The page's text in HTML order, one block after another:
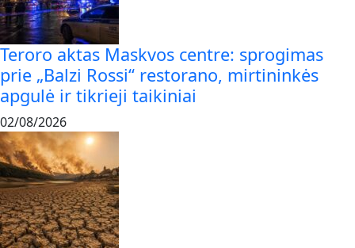
Teroro aktas Maskvos centre: sprogimas
prie „Balzi Rossi“ restorano, mirtininkės
apgulė ir tikrieji taikiniai
02/08/2026